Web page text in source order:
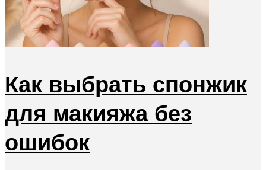
Как выбрать спонжик
для макияжа без
ошибок